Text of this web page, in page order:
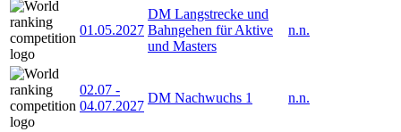
01.05.2027
DM Langstrecke und
Bahngehen für Aktive
und Masters
n.n.
02.07 -
04.07.2027
DM Nachwuchs 1 n.n.